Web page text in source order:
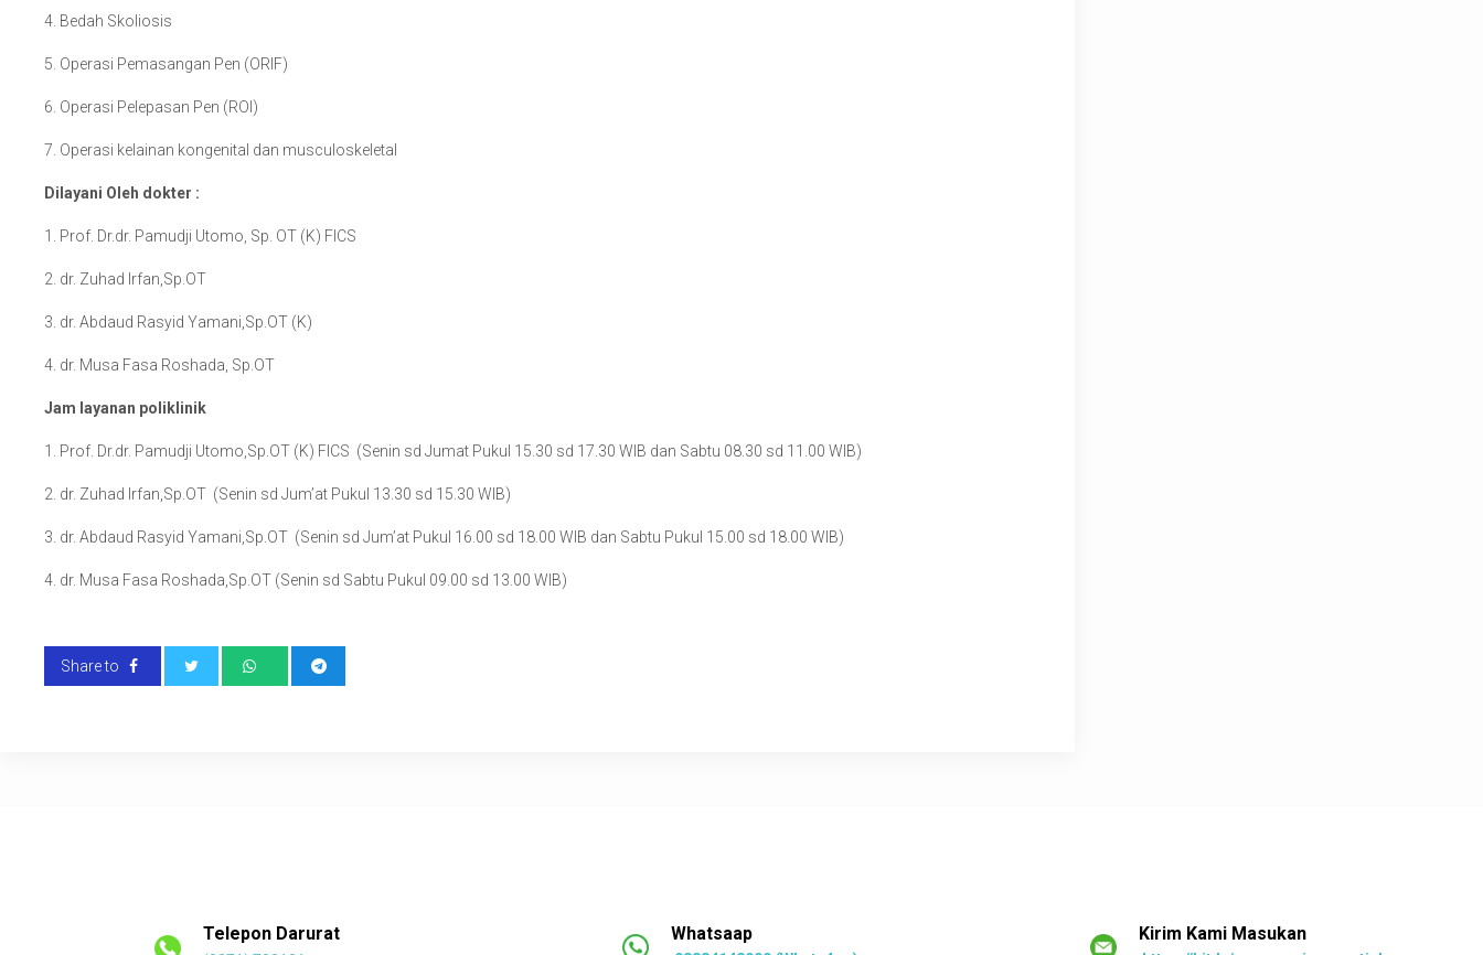
4. Bedah Skoliosis
5. Operasi Pemasangan Pen (ORIF)
6. Operasi Pelepasan Pen (ROI)
7. Operasi kelainan kongenital dan musculoskeletal
Dilayani Oleh dokter :
1. Prof. Dr.dr. Pamudji Utomo, Sp. OT (K) FICS
2. dr. Zuhad Irfan,Sp.OT
3. dr. Abdaud Rasyid Yamani,Sp.OT (K)
4. dr. Musa Fasa Roshada, Sp.OT
Jam layanan poliklinik
1. Prof. Dr.dr. Pamudji Utomo,Sp.OT (K) FICS (Senin sd Jumat Pukul 15.30 sd 17.30 WIB dan Sabtu 08.30 sd 11.00 WIB)
2. dr. Zuhad Irfan,Sp.OT (Senin sd Jum’at Pukul 13.30 sd 15.30 WIB)
3. dr. Abdaud Rasyid Yamani,Sp.OT (Senin sd Jum’at Pukul 16.00 sd 18.00 WIB dan Sabtu Pukul 15.00 sd 18.00 WIB)
4. dr. Musa Fasa Roshada,Sp.OT (Senin sd Sabtu Pukul 09.00 sd 13.00 WIB)
Share to
Telepon Darurat Whatsaap Kirim Kami Masukan